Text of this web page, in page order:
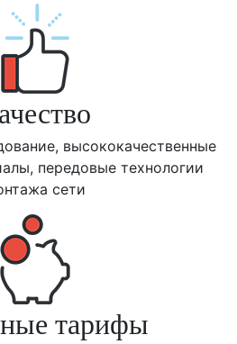
высококачественные
передовые технологии
сети
тарифы